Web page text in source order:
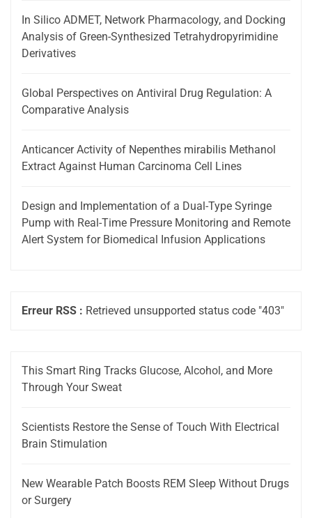
In Silico ADMET, Network Pharmacology, and Docking
Analysis of Green-Synthesized Tetrahydropyrimidine
Derivatives
Global Perspectives on Antiviral Drug Regulation: A
Comparative Analysis
Anticancer Activity of Nepenthes mirabilis Methanol
Extract Against Human Carcinoma Cell Lines
Design and Implementation of a Dual-Type Syringe
Pump with Real-Time Pressure Monitoring and Remote
Alert System for Biomedical Infusion Applications
Erreur RSS : Retrieved unsupported status code "403"
This Smart Ring Tracks Glucose, Alcohol, and More
Through Your Sweat
Scientists Restore the Sense of Touch With Electrical
Brain Stimulation
New Wearable Patch Boosts REM Sleep Without Drugs
or Surgery